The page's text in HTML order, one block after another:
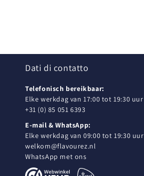
Dati di contatto
Telefonisch bereikbaar:
Elke werkdag van 17:00 tot 19:30 uur
+31 (0) 85 051 6393
E-mail & WhatsApp:
Elke werkdag van 09:00 tot 19:30 uur
welkom@flavourez.nl
WhatsApp met ons